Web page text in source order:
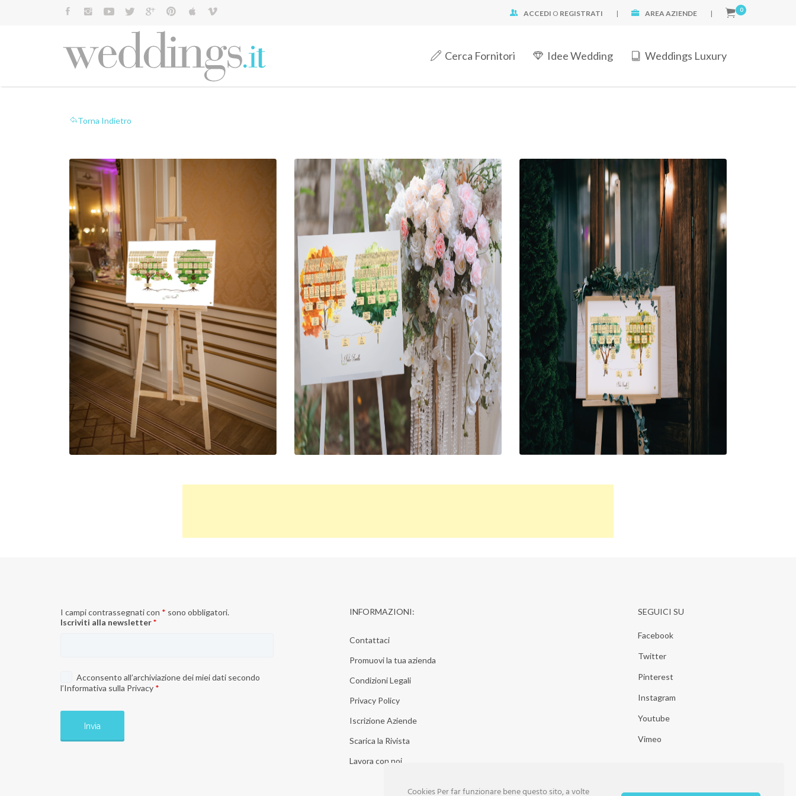
ACCEDI O REGISTRATI | AREA AZIENDE | 0
Cerca Fornitori Idee Wedding Weddings Luxury
Cerca:
Torna Indietro
I campi contrassegnati con * sono obbligatori.
Iscriviti alla newsletter*
Acconsento all’archiviazione dei miei dati secondo
l’Informativa sulla Privacy *
INFORMAZIONI:
Contattaci
Promuovi la tua azienda
Condizioni Legali
Privacy Policy
Iscrizione Aziende
Scarica la Rivista
Lavora con noi
SEGUICI SU
Facebook
Twitter
Pinterest
Instagram
Youtube
Vimeo
Cookies Per far funzionare bene questo sito, a volte